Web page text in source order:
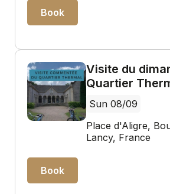
Book
Visite du
Quartier
Sun 08/09
Place d'Aligre,
Lancy, France
Book